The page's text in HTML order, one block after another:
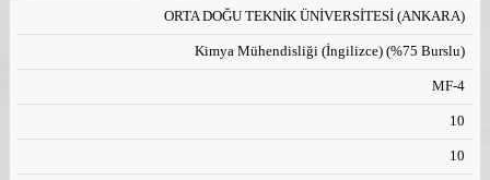
ORTA DOĞU TEKNİK ÜNİVERSİTESİ (ANKARA)
Kimya Mühendisliği (İngilizce) (%75 Burslu)
MF-4
10
10